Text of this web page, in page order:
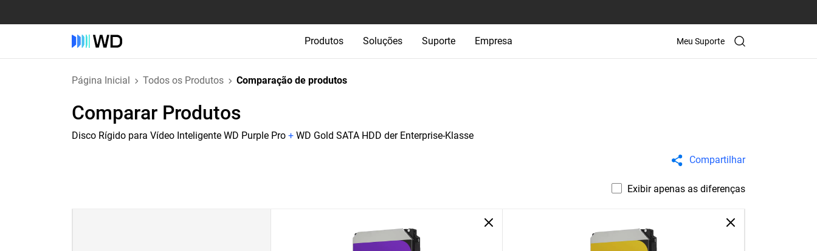
Produtos Soluções Suporte Empresa Meu Suporte
Página Inicial Todos os Produtos Comparação de produtos
Comparar Produtos
Disco Rígido para Vídeo Inteligente WD Purple Pro + WD Gold SATA HDD der Enterprise-Klasse
Compartilhar
Exibir apenas as diferenças